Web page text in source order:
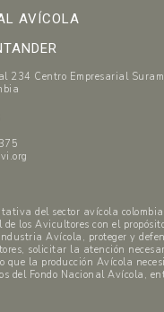
AVÍCOLA
234 Centro Empresarial
del sector avícola
los Avicultores con el
Avícola, proteger y
solicitar la atención
que la producción Avícola
del Fondo Nacional Avícola,